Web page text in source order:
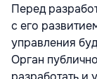
Перед
с его
управления
Орган